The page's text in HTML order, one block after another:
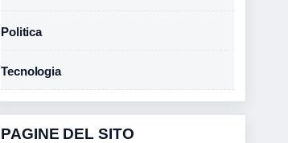
Politica
Tecnologia
PAGINE DEL SITO